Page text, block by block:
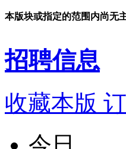
本版块或指定的范围内尚无
招聘信息
收藏本版